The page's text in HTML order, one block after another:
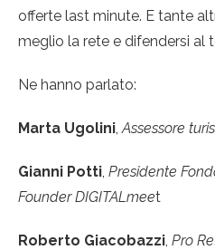
offerte last minute. E tante
meglio la rete e difendersi al
Ne hanno parlato:
Marta Ugolini,Assessore
Gianni Potti, Presidente
Founder DIGITALmeet
Roberto Giacobazzi, Pro